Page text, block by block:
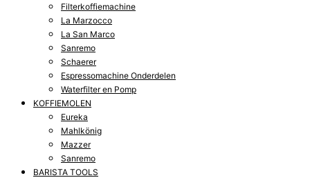
Filterkoffiemachine
La Marzocco
La San Marco
Sanremo
Schaerer
Espressomachine Onderdelen
Waterfilter en Pomp
KOFFIEMOLEN
Eureka
Mahlkönig
Mazzer
Sanremo
BARISTA TOOLS